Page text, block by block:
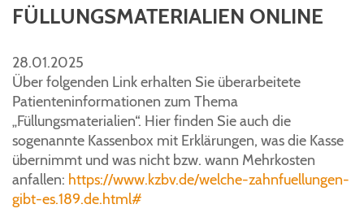
FÜLLUNGSMATERIALIEN ONLINE
28.01.2025
Über folgenden Link erhalten Sie überarbeitete
Patienteninformationen zum Thema
„Füllungsmaterialien“. Hier finden Sie auch die
sogenannte Kassenbox mit Erklärungen, was die Kasse
übernimmt und was nicht bzw. wann Mehrkosten
anfallen: https://www.kzbv.de/welche-zahnfuellungen-
gibt-es.189.de.html#